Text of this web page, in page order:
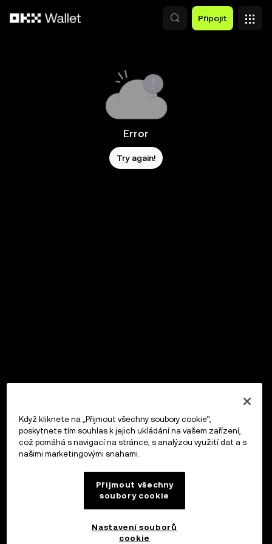
Připojit
Error
Try again!
Když kliknete na „Přijmout všechny soubory cookie“,
poskytnete tím souhlas k jejich ukládání na vašem zařízení,
což pomáhá s navigací na stránce, s analýzou využití dat a s
našimi marketingovými snahami.
Přijmout všechny
soubory cookie
Nastavení souborů
cookie